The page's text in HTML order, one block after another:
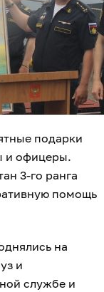
подарки
и офицеры.
3-го ранга
помощь
на
и
службе и